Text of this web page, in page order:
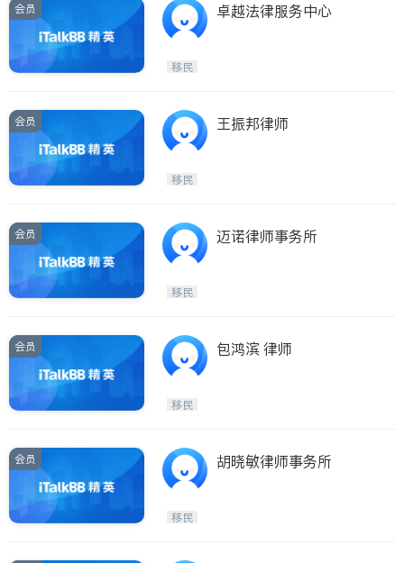
会员 卓越法律服务中心
移民
会员 王振邦律师
移民
会员 迈诺律师事务所
移民
会员 包鸿滨 律师
移民
会员 胡晓敏律师事务所
移民